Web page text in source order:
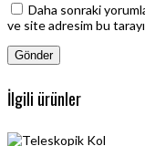
Daha sonraki
ve site adresim bu
İlgili ürünler